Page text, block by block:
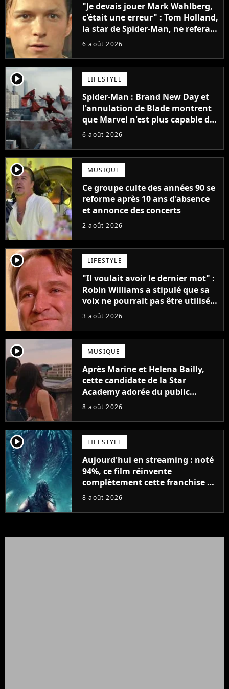
"Je devais jouer Mark Wahlberg,
c'était une erreur" : Tom Holland,
la star de Spider-Man, ne referait
pas ce blockbuster
6 août 2026
player2 LIFESTYLE
Spider-Man : Brand New Day et
l'annulation de Blade montrent
que Marvel n'est plus capable de
faire quoi que ce soit de simple
6 août 2026
player2 MUSIQUE
Ce groupe culte des années 90 se
reforme après 10 ans d'absence
et annonce des concerts
2 août 2026
player2 LIFESTYLE
"Il voulait avoir le dernier mot" :
Robin Williams a stipulé que sa
voix ne pourrait pas être utilisée
avant 2039, pourtant Disney
inédits
3 août 2026
player2 MUSIQUE
Après Marine et Helena Bailly,
cette candidate de la Star
Academy adorée du public
annonce son premier album,
8 août 2026
player2 LIFESTYLE
Aujourd'hui en streaming : noté
94%, ce film réinvente
complètement cette franchise de
science-fiction vieille de 40 ans
8 août 2026